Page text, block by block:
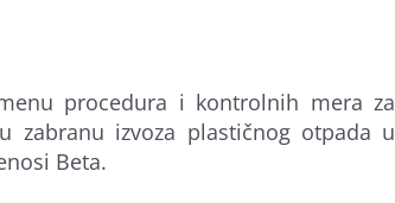
procedura i kontrolnih mera za
zabranu izvoza plastičnog otpada u
Beta.